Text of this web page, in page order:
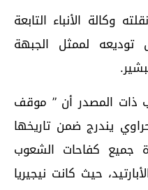
وكالة الأنباء التابعة
توديعه لممثل الجبهة
ذات المصدر أن ” موقف
يندرج ضمن تاريخها
جميع كفاحات الشعوب
حيث كانت نيجيريا